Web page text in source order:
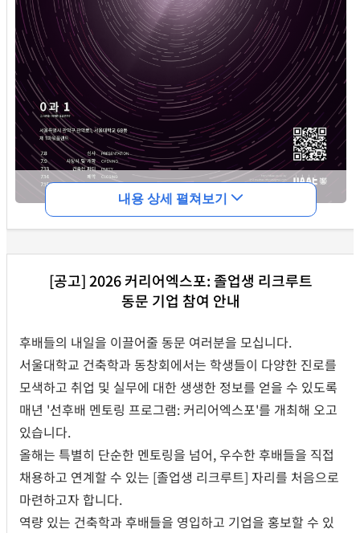
내용 상세 펼쳐보기
1.장소:서울대학교68동 제1파워플랜트
2.일시
-오프라인 전시: 2026.07.09.∼2026.07.14
-온라인 전시
https://architecture.snu.ac.kr/
[공고] 2026 커리어엑스포: 졸업생 리크루트
동문 기업 참여 안내
후배들의 내일을 이끌어줄 동문 여러분을 모십니다.
서울대학교 건축학과 동창회에서는 학생들이 다양한 진로를
모색하고 취업 및 실무에 대한 생생한 정보를 얻을 수 있도록
매년 '선후배 멘토링 프로그램: 커리어엑스포'를 개최해 오고
있습니다.
올해는 특별히 단순한 멘토링을 넘어, 우수한 후배들을 직접
채용하고 연계할 수 있는 [졸업생 리크루트] 자리를 처음으로
마련하고자 합니다.
역량 있는 건축학과 후배들을 영입하고 기업을 홍보할 수 있